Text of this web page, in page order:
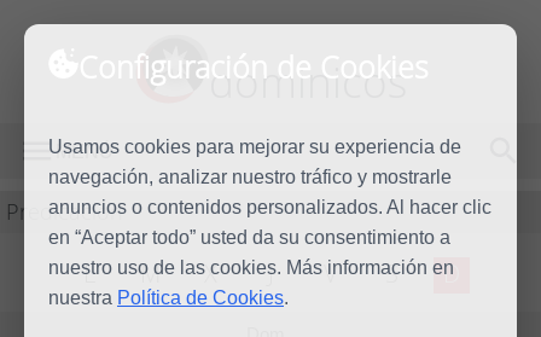
Configuración de Cookies
Usamos cookies para mejorar su experiencia de
navegación, analizar nuestro tráfico y mostrarle
anuncios o contenidos personalizados. Al hacer clic
en “Aceptar todo” usted da su consentimiento a
nuestro uso de las cookies. Más información en
nuestra Política de Cookies.
dominicos
MENÚ
Predicación
L M X J V S D